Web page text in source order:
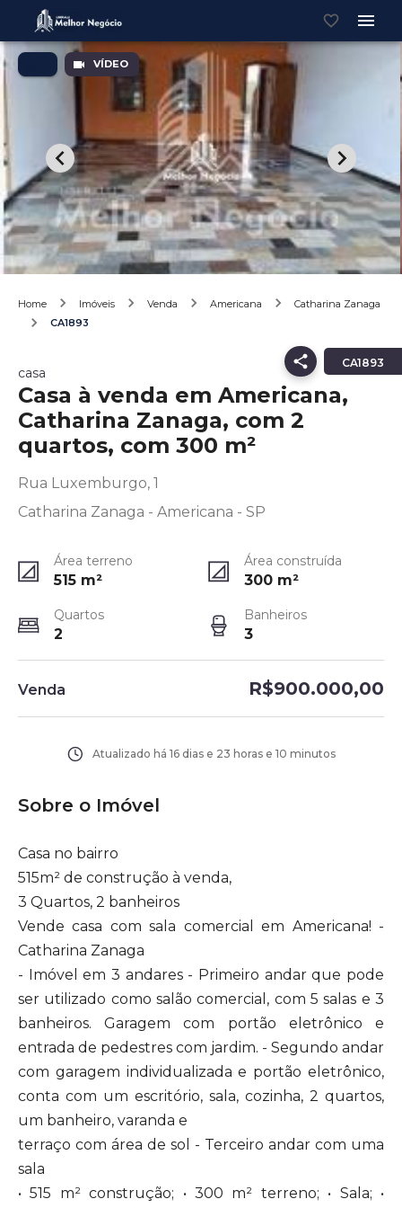
VÍDEO
Home Imóveis Venda Americana
Catharina Zanaga
CA1893
CA1893
casa
Casa à venda em Americana,
Catharina Zanaga, com 2
quartos, com 300 m²
Rua Luxemburgo, 1
Catharina Zanaga - Americana - SP
Área terreno
515 m²
Área construída
300 m²
Quartos
2
Banheiros
3
Venda R$900.000,00
Atualizado há 16 dias e 23 horas e 10 minutos
Sobre o Imóvel
Casa no bairro
515m² de construção à venda,
3 Quartos, 2 banheiros
Vende casa com sala comercial em Americana! -
Catharina Zanaga
- Imóvel em 3 andares - Primeiro andar que pode
ser utilizado como salão comercial, com 5 salas e 3
banheiros. Garagem com portão eletrônico e
entrada de pedestres com jardim. - Segundo andar
com garagem individualizada e portão eletrônico,
conta com um escritório, sala, cozinha, 2 quartos,
um banheiro, varanda e
terraço com área de sol - Terceiro andar com uma
sala
• 515 m² construção; • 300 m² terreno; • Sala; •